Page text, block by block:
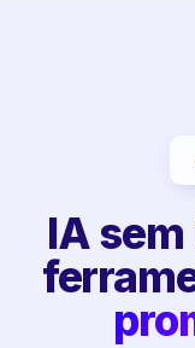
IA